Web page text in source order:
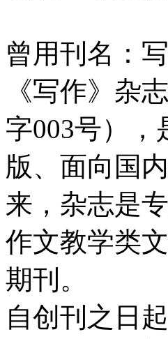
曾用刊名：
《写作》杂
字003号）
版、面向国
来，杂志是
作文教学类
期刊。
自创刊之日